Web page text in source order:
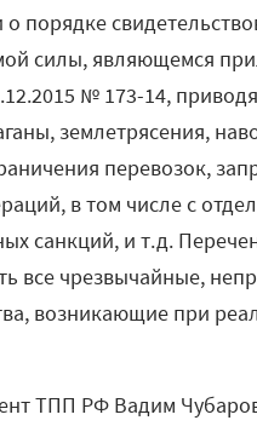
порядке
силы, являющемся
№ 173-14,
землетрясения,
перевозок,
в том числе с
санкций, и т.д.
все чрезвычайные,
возникающие при
ТПП РФ Вадим